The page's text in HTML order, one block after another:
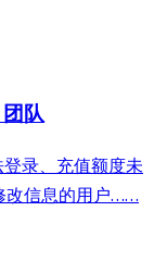
队
录、充值额度未
改信息的用户……